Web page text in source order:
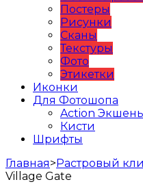
Постеры
Рисунки
Сканы
Текстуры
Фото
Этикетки
Иконки
Для Фотошопа
Action
Кисти
Шрифты
Главная>Растровый
Village Gate